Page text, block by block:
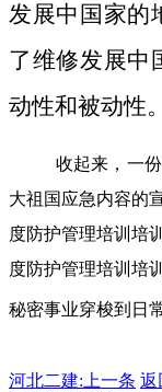
发展中国家的
了维修发展中
动性和被动性。
收起来，一
大祖国应急内容的
度防护管理培训培
度防护管理培训培
秘密事业穿梭到日
河北二建: 上一条 返